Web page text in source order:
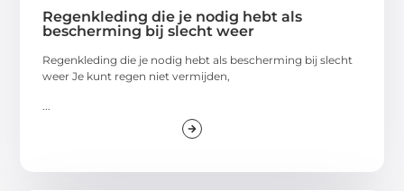
Regenkleding die je nodig hebt als
bescherming bij slecht weer
Regenkleding die je nodig hebt als bescherming bij slecht
weer Je kunt regen niet vermijden,